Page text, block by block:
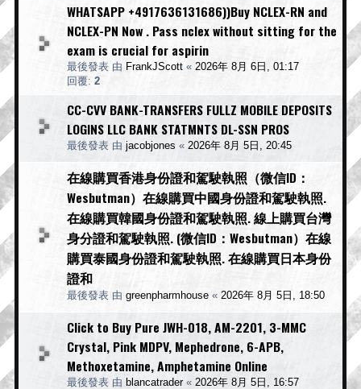
WHATSAPP +4917636131686))Buy NCLEX-RN and
NCLEX-PN Now . Pass nclex without sitting for the
exam is crucial for aspirin
最後發表 由 FrankJScott « 2026年 8月 6日, 01:17
回覆: 2
CC-CVV BANK-TRANSFERS FULLZ MOBILE DEPOSITS
LOGINS LLC BANK STATMNTS DL-SSN PROS
最後發表 由 jacobjones « 2026年 8月 5日, 20:45
在線購買香港身份證和駕駛執照（微信ID：
Wesbutman）在線購買中國身份證和駕駛執照.
在線購買韓國身份證和駕駛執照. 線上購買台灣
身分證和駕駛執照. (微信ID：Wesbutman）在線
購買泰國身份證和駕駛執照. 在線購買日本身份
證和
最後發表 由 greenpharmhouse « 2026年 8月 5日, 18:50
Click to Buy Pure JWH-018, AM-2201, 3-MMC
Crystal, Pink MDPV, Mephedrone, 6-APB,
Methoxetamine, Amphetamine Online
最後發表 由 blancatrader« 2026年 8月 5日, 16:57